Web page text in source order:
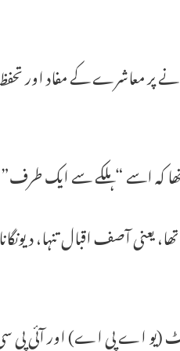
پر معاشرے کے مفاد اور
کہ اسے “ہلکے سے ایک طرف”
آصف اقبال تنہا، دیونگانا
(یو اے پی اے) اور آئی